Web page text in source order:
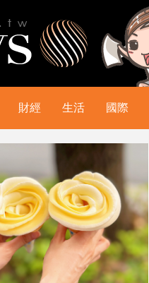
財經 生活 國際